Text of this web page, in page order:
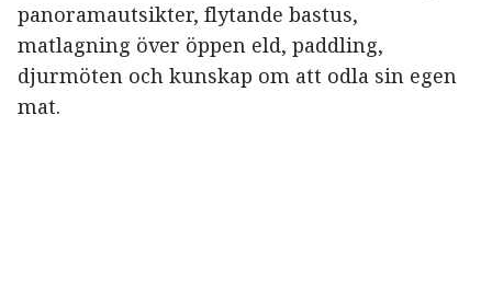
panoramautsikter, flytande bastus,
matlagning över öppen eld, paddling,
djurmöten och kunskap om att odla sin egen
mat.